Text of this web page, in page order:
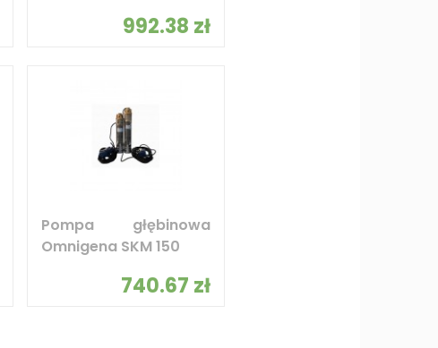
992.38 zł
Pompa głębinowa
Omnigena SKM 150
740.67 zł